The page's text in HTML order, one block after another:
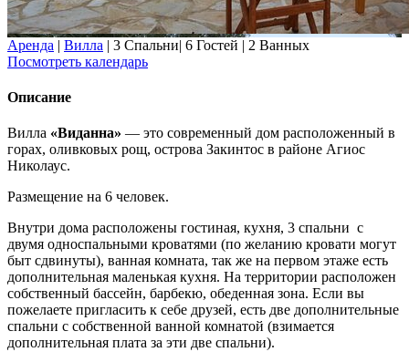
Аренда | Вилла | 3 Спальни| 6 Гостей | 2 Ванных
Посмотреть календарь
Описание
Вилла «Виданна» — это современный дом расположенный в
горах, оливковых рощ, острова Закинтос в районе Агиос
Николаус.
Размещение на 6 человек.
Внутри дома расположены гостиная, кухня, 3 спальни с
двумя односпальными кроватями (по желанию кровати могут
быт сдвинуты), ванная комната, так же на первом этаже есть
дополнительная маленькая кухня. На территории расположен
собственный бассейн, барбекю, обеденная зона. Если вы
пожелаете пригласить к себе друзей, есть две дополнительные
спальни с собственной ванной комнатой (взимается
дополнительная плата за эти две спальни).